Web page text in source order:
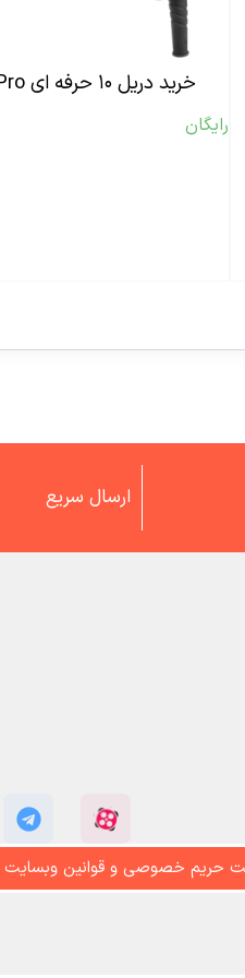
خرید دریل ۱۰ حرفه ای ATPro
رایگان
ارسال سریع
حریم خصوصی و قوانین وبسایت